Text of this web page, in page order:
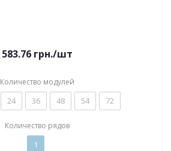
583.76 грн./шт
Количество модулей
24 36 48 54 72
Количество рядов
1